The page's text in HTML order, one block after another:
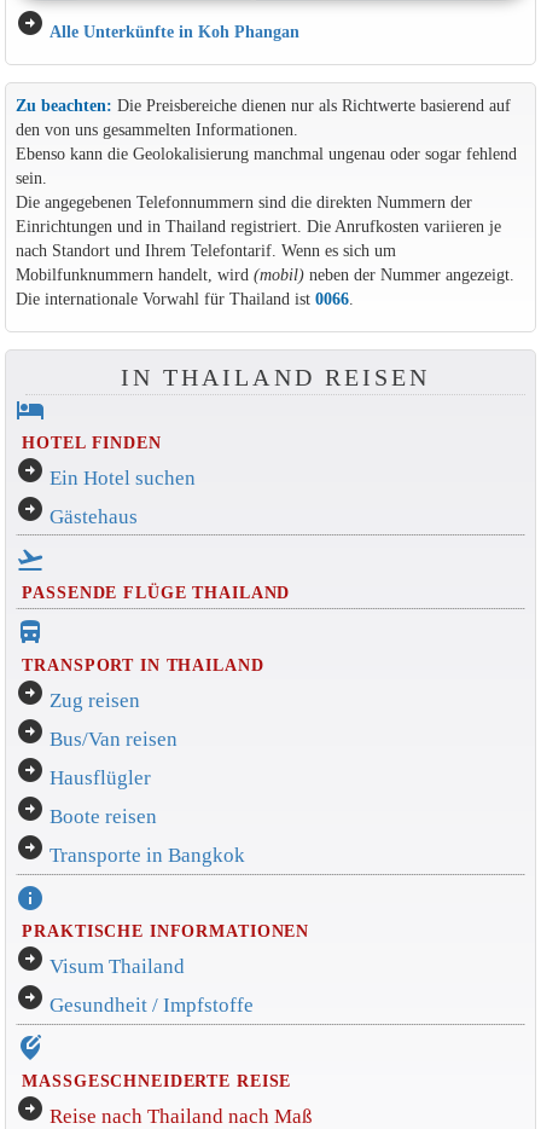
arrow_circle_right Alle Unterkünfte in Koh Phangan
Zu beachten: Die Preisbereiche dienen nur als Richtwerte basierend auf
den von uns gesammelten Informationen.
Ebenso kann die Geolokalisierung manchmal ungenau oder sogar fehlend
sein.
Die angegebenen Telefonnummern sind die direkten Nummern der
Einrichtungen und in Thailand registriert. Die Anrufkosten variieren je
nach Standort und Ihrem Telefontarif. Wenn es sich um
Mobilfunknummern handelt, wird (mobil)neben der Nummer angezeigt.
Die internationale Vorwahl für Thailand ist 0066.
IN THAILAND REISEN
hotel
HOTEL FINDEN
arrow_circle_right Ein Hotel suchen
arrow_circle_right Gästehaus
flight_takeoff
PASSENDE FLÜGE THAILAND
directions_bus_filled
TRANSPORT IN THAILAND
arrow_circle_right Zug reisen
arrow_circle_right Bus/Van reisen
arrow_circle_right Hausflügler
arrow_circle_right Boote reisen
arrow_circle_right Transporte in Bangkok
info
PRAKTISCHE INFORMATIONEN
arrow_circle_right Visum Thailand
arrow_circle_right Gesundheit / Impfstoffe
edit_location_alt
MASSGESCHNEIDERTE REISE
arrow_circle_right Reise nach Thailand nach Maß